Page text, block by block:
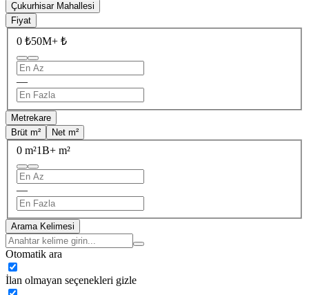
Çukurhisar Mahallesi
Fiyat
0 ₺50M+ ₺
—
Metrekare
Brüt m²
Net m²
0 m²1B+ m²
—
Arama Kelimesi
Otomatik ara
İlan olmayan seçenekleri gizle